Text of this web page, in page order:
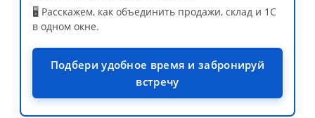
🖥️ Расскажем, как объединить продажи, склад и 1С
в одном окне.
Подбери удобное время и забронируй
встречу